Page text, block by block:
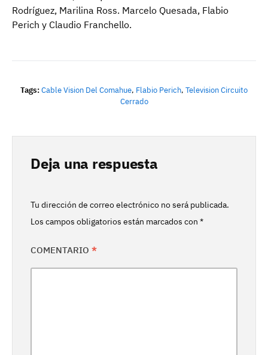
Rodríguez, Marilina Ross. Marcelo Quesada, Flabio
Perich y Claudio Franchello.
Tags:Cable Vision Del Comahue, Flabio Perich, Television Circuito
Cerrado
Deja una respuesta
Tu dirección de correo electrónico no será publicada.
Los campos obligatorios están marcados con *
COMENTARIO *